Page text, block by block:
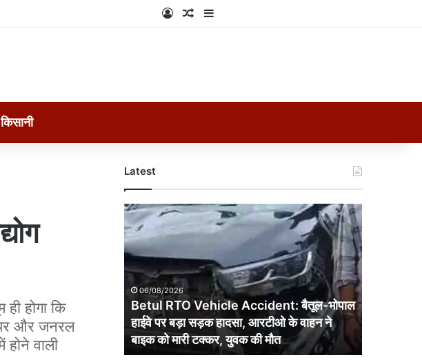
Log InRandom Article
Sidebar
होगा कि
और जनरल
वाली
Latest
Betul
RTO
Vehicle
Accident:
बैतूल-
भोपाल
हाईवे
पर
बड़ा
सड़क
हादसा,
06/08/2026
Betul RTO Vehicle Accident: बैतूल-भोपाल
हाईवे पर बड़ा सड़क हादसा, आरटीओ के वाहन ने
बाइक को मारी टक्कर, युवक की मौत